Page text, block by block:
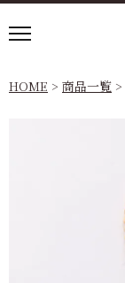
HOME 商品一覧